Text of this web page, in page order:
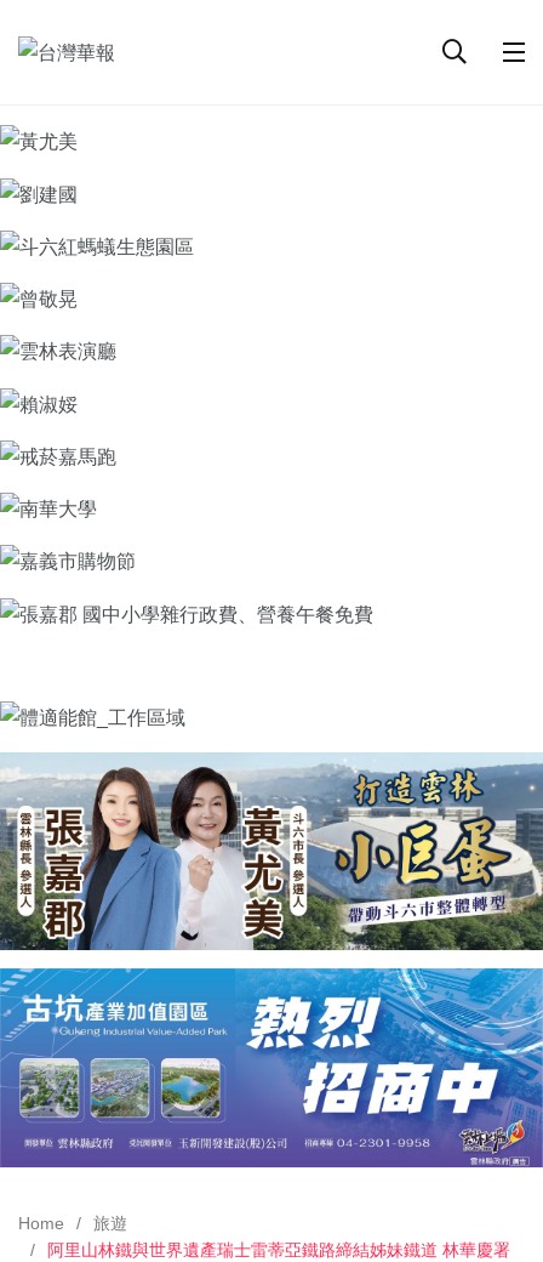
Home
旅遊
阿里山林鐵與世界遺產瑞士雷蒂亞鐵路締結姊妹鐵道 林華慶署